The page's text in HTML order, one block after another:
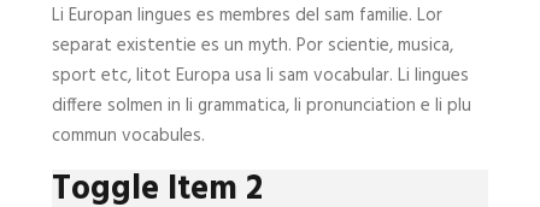
Li Europan lingues es membres del sam familie. Lor
separat existentie es un myth. Por scientie, musica,
sport etc, litot Europa usa li sam vocabular. Li lingues
differe solmen in li grammatica, li pronunciation e li plu
commun vocabules.
Toggle Item 2